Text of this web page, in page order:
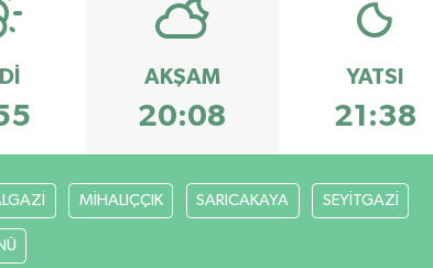
AKŞAM
20:08
YATSI
21:38
MİHALIÇÇIK SARICAKAYA SEYİTGAZİ